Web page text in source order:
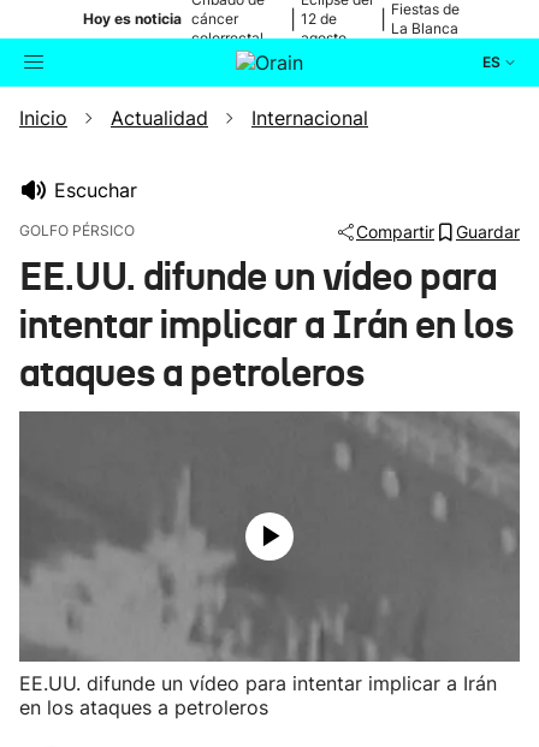
Hoy es noticia cáncer
colorrectal
12 de
agosto
Fiestas de
La Blanca
ES
Buscador Actualidad
Ikusmiran
Eguraldia
Inicio Actualidad Internacional
Escuchar
GOLFO PÉRSICO Compartir Guardar
EE.UU. difunde un vídeo para
intentar implicar a Irán en los
ataques a petroleros
EE.UU. difunde un vídeo para intentar implicar a Irán
en los ataques a petroleros